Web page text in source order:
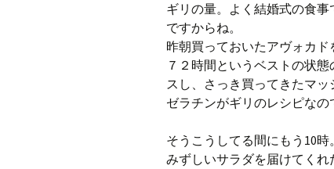
ギリの量。よく結婚式の食
ですからね。
昨朝買っておいたアヴォカ
７２時間というベストの状
スし、さっき買ってきたマッ
ゼラチンがギリのレシピなの
そうこうしてる間にもう10
みずしいサラダを届けてく